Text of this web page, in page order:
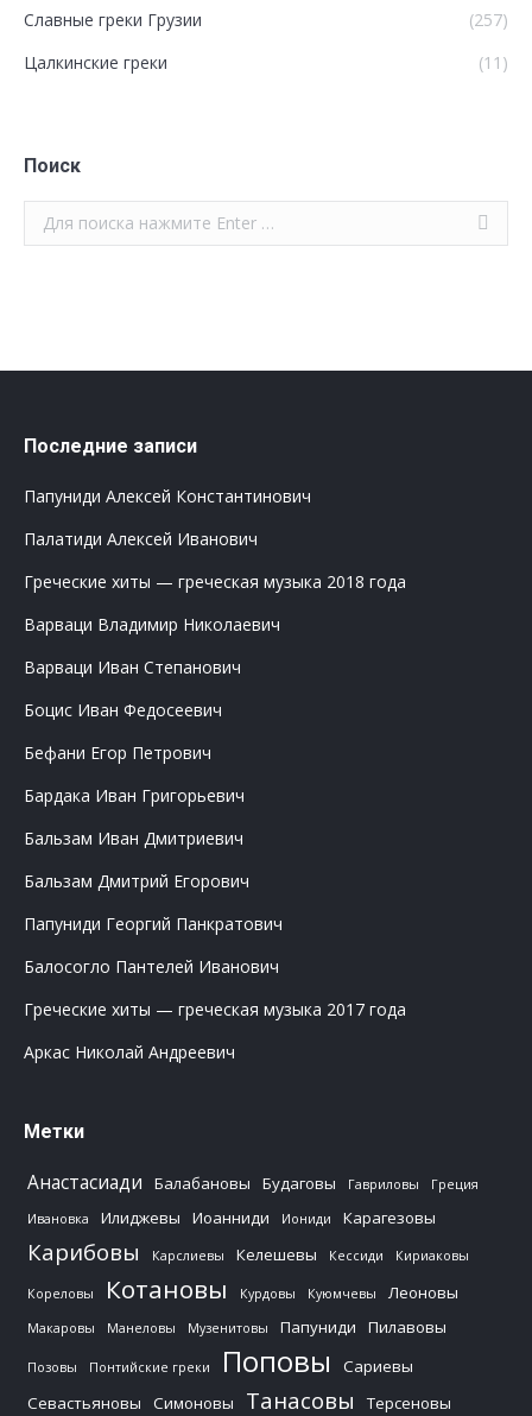
Славные греки Грузии
(257)
Цалкинские греки
(11)
Поиск
Поиск:
Последние записи
Папуниди Алексей Константинович
Палатиди Алексей Иванович
Греческие хиты — греческая музыка 2018 года
Варваци Владимир Николаевич
Варваци Иван Степанович
Боцис Иван Федосеевич
Бефани Егор Петрович
Бардака Иван Григорьевич
Бальзам Иван Дмитриевич
Бальзам Дмитрий Егорович
Папуниди Георгий Панкратович
Балосогло Пантелей Иванович
Греческие хиты — греческая музыка 2017 года
Аркас Николай Андреевич
Метки
Анастасиади Балабановы Будаговы Гавриловы Греция
Ивановка Илиджевы Иоанниди Иониди Карагезовы
Карибовы Карслиевы Келешевы Кессиди Кириаковы
Кореловы Котановы Курдовы Куюмчевы Леоновы
Макаровы Манеловы Музенитовы Папуниди Пилавовы
Позовы Понтийские греки Поповы
Сариевы
Севастьяновы
Симоновы Танасовы Терсеновы